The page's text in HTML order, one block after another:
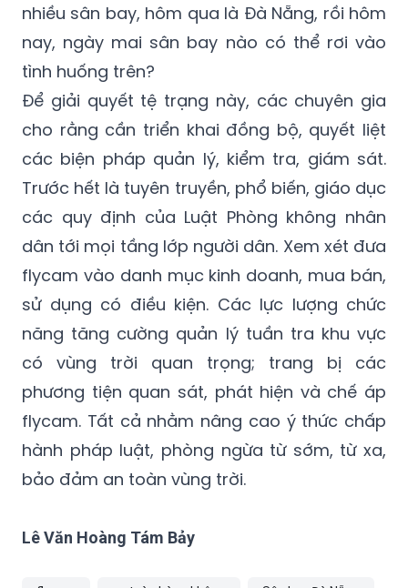
nhiều sân bay, hôm qua là Đà Nẵng, rồi hôm
nay, ngày mai sân bay nào có thể rơi vào
tình huống trên?
Để giải quyết tệ trạng này, các chuyên gia
cho rằng cần triển khai đồng bộ, quyết liệt
các biện pháp quản lý, kiểm tra, giám sát.
Trước hết là tuyên truyền, phổ biến, giáo dục
các quy định của Luật Phòng không nhân
dân tới mọi tầng lớp người dân. Xem xét đưa
flycam vào danh mục kinh doanh, mua bán,
sử dụng có điều kiện. Các lực lượng chức
năng tăng cường quản lý tuần tra khu vực
có vùng trời quan trọng; trang bị các
phương tiện quan sát, phát hiện và chế áp
flycam. Tất cả nhằm nâng cao ý thức chấp
hành pháp luật, phòng ngừa từ sớm, từ xa,
bảo đảm an toàn vùng trời.
Lê Văn Hoàng Tám Bảy